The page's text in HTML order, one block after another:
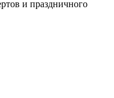
и праздничного